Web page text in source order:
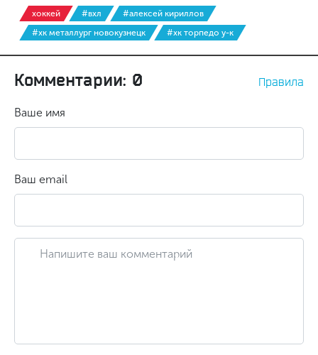
хоккей #вхл
#алексей кириллов
#хк металлург новокузнецк
#хк торпедо у-к
Комментарии: 0 Правила
Ваше имя
Ваш email